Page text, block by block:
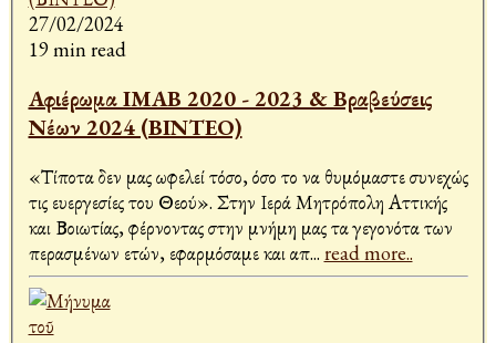
27/02/2024
19 min read
Αφιέρωμα ΙΜΑΒ 2020 - 2023 & Βραβεύσεις
Νέων 2024 (ΒΙΝΤΕΟ)
«Τίποτα δεν μας ωφελεί τόσο, όσο το να θυμόμαστε συνεχώς
τις ευεργεσίες του Θεού». Στην Ιερά Μητρόπολη Αττικής
και Βοιωτίας, φέρνοντας στην μνήμη μας τα γεγονότα των
περασμένων ετών, εφαρμόσαμε και απ... read more..